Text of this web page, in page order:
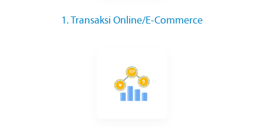
1. Transaksi Online/E-Commerce